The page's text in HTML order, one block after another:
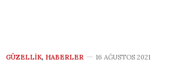
GÜZELLIK, HABERLER 16 AĞUSTOS 2021